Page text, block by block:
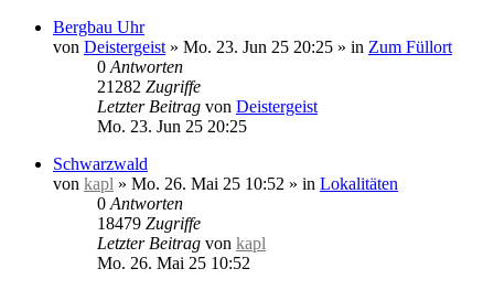
Bergbau Uhr
von Deistergeist » Mo. 23. Jun 25 20:25 » in Zum Füllort
0 Antworten
21282 Zugriffe
Letzter Beitrag von Deistergeist
Mo. 23. Jun 25 20:25
Schwarzwald
von kapl » Mo. 26. Mai 25 10:52 » in Lokalitäten
0 Antworten
18479 Zugriffe
Letzter Beitrag von kapl
Mo. 26. Mai 25 10:52